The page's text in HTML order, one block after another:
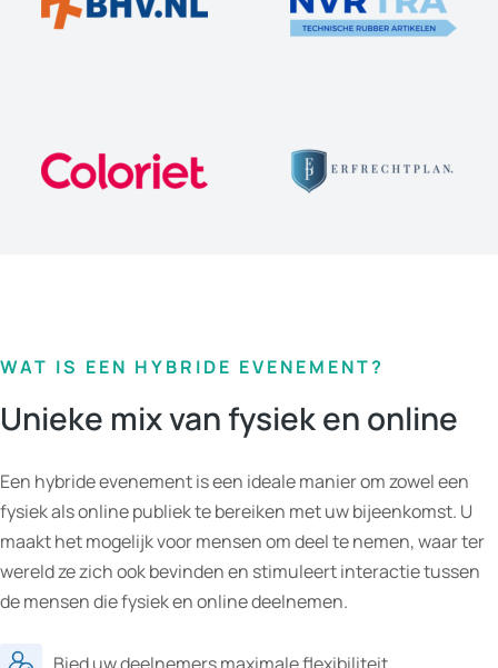
WAT IS EEN HYBRIDE EVENEMENT?
Unieke mix van fysiek en online
Een hybride evenement is een ideale manier om zowel een
fysiek als online publiek te bereiken met uw bijeenkomst. U
maakt het mogelijk voor mensen om deel te nemen, waar ter
wereld ze zich ook bevinden en stimuleert interactie tussen
de mensen die fysiek en online deelnemen.